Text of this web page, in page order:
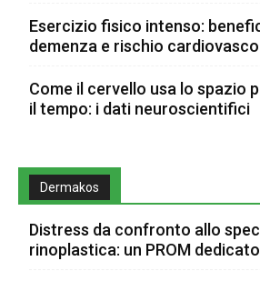
Esercizio fisico intenso:
demenza e rischio
Come il cervello usa lo spazio
il tempo: i dati neuroscientifici
Dermakos
Distress da confronto allo
rinoplastica: un PROM dedicato